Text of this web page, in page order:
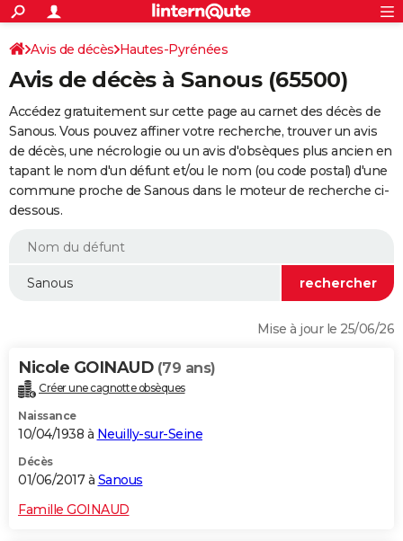
ACTUALITÉS
Politique
Société
Faits Divers
Education
Monde
Villes
+
SPORT
Coupe du monde 2026
Football
Tennis
Cyclisme
Rugby
Forum
Programme TV
TNT
Streaming
Cinéma
Sorties cinéma
Musique
+
FINANCE
Retraite
Epargne
Immobilier
Risques naturels par ville
Assurance
AUTO
Essais
Réserver un essai
Citadines
Berlines
SUV
Forum auto
+
HIGH-TECH
BRICOLAGE
WEEK-END
Alimentation
Guide de la santé
Maladies
Médicaments
Sommeil
VOYAGE
Destinations
City break
Voyage nature
Voyage de noces
Forum
Climat
+PHOTO
GUIDES D'ACHAT
S'inscrire
Connexion
Avis de décès Hautes-Pyrénées
Avis de décès à Sanous (65500)
Accédez gratuitement sur cette page au carnet des décès de
Sanous. Vous pouvez affiner votre recherche, trouver un avis
de décès, une nécrologie ou un avis d'obsèques plus ancien en
tapant le nom d'un défunt et/ou le nom (ou code postal) d'une
commune proche de Sanous dans le moteur de recherche ci-
dessous.
Mise à jour le 25/06/26
Nicole GOINAUD (79 ans)
Créer une cagnotte obsèques
Naissance
10/04/1938 à Neuilly-sur-Seine
Décès
01/06/2017 à Sanous
Famille GOINAUD